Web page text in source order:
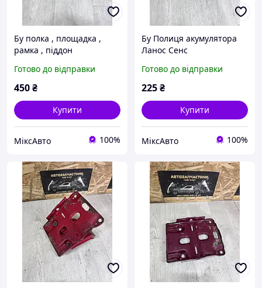
Бу полка , площадка ,
рамка , піддон
емгранд ес 8 Geely
emgrand ec8
Готово до відправки
450₴
Купити
МіксАвто 100%
Бу Полиця акумулятора
Ланос Сенс
Готово до відправки
225₴
Купити
МіксАвто 100%